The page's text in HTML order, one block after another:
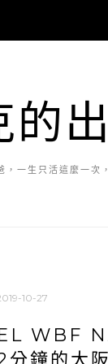
的
一生只活這麼一次
10-27
WBF
鐘的大阪